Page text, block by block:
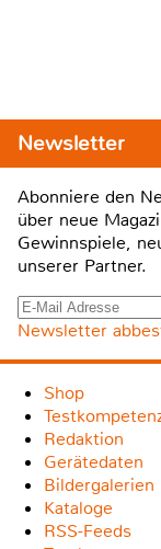
Newsletter
Abonniere den
über neue
Gewinnspiele,
unserer Partner.
Newsletter
Shop
Redaktion
Gerätedaten
Bildergalerien
Kataloge
RSS-Feeds